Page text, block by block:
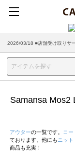
2026/03/18 ■店舗受け取りサ
Samansa Mos2
アウターの一覧です。 コー
ております。他にも ニッ
商品も充実！